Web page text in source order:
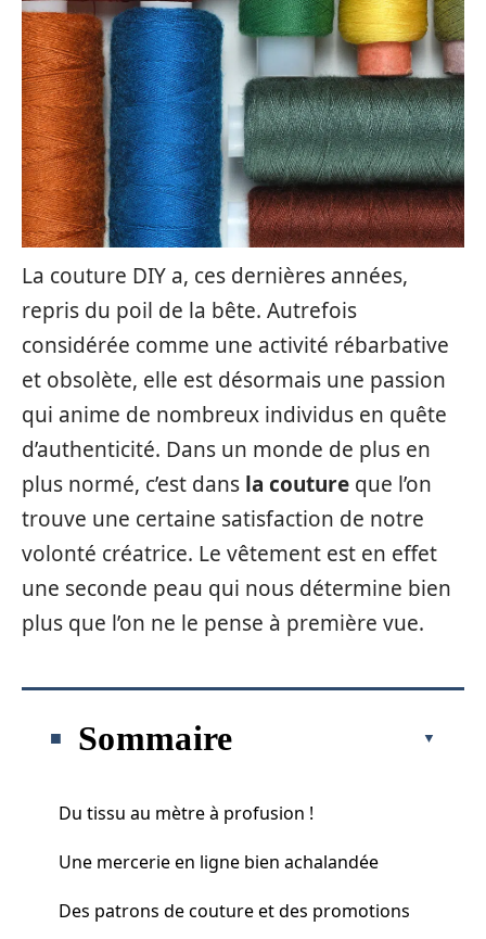
La couture DIY a, ces dernières années,
repris du poil de la bête. Autrefois
considérée comme une activité rébarbative
et obsolète, elle est désormais une passion
qui anime de nombreux individus en quête
d’authenticité. Dans un monde de plus en
plus normé, c’est dans la couture que l’on
trouve une certaine satisfaction de notre
volonté créatrice. Le vêtement est en effet
une seconde peau qui nous détermine bien
plus que l’on ne le pense à première vue.
Sommaire
Du tissu au mètre à profusion !
Une mercerie en ligne bien achalandée
Des patrons de couture et des promotions